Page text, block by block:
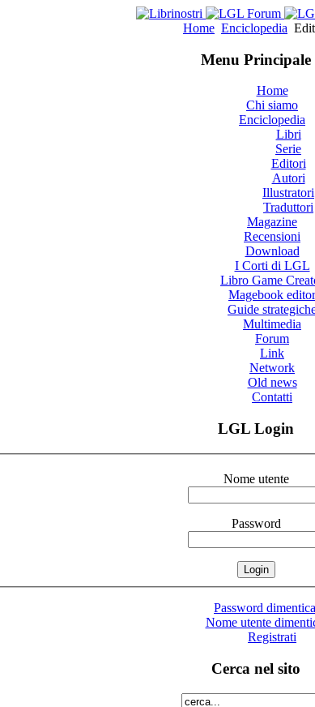
Home Enciclopedia
Menu Principale
Home
Chi siamo
Enciclopedia
Libri
Serie
Editori
Autori
Illustratori
Traduttori
Magazine
Recensioni
Download
I Corti di LGL
Libro Game
Magebook editor
Guide
Multimedia
Forum
Link
Network
Old news
Contatti
LGL Login
Nome utente
Password
Password
Nome utente
Registrati
Cerca nel sito